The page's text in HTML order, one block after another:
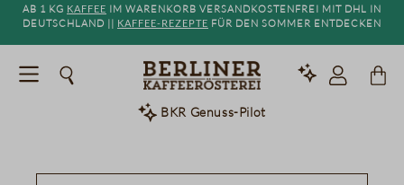
springen
Ab 1 kg Kaffee im Warenkorb versandkostenfrei mit DHL in
Deutschland || Kaffee-Rezepte für den Sommer entdecken
BKR Genuss-Pilot